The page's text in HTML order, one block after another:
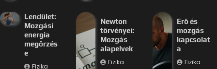
Lendület:
Mozgási
energia
megőrzés
e
Fizika
Newton
törvényei:
Mozgás
alapelvek
Fizika
Erő és
mozgás
kapcsolat
a
Fizika